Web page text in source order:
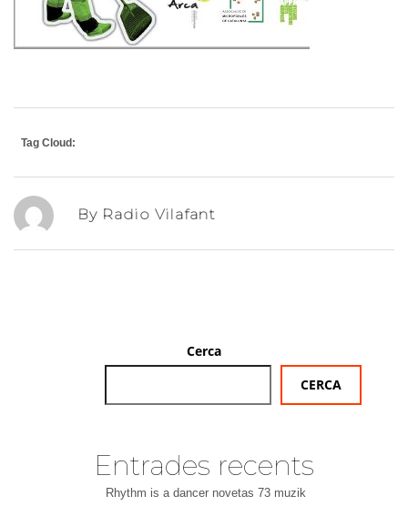
Tag Cloud:
By Radio Vilafant
Cerca
CERCA
Entrades recents
Rhythm is a dancer novetas 73 muzik